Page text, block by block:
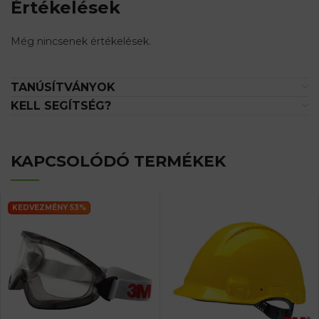
Értékelések
Még nincsenek értékelések.
TANÚSÍTVÁNYOK
KELL SEGÍTSÉG?
KAPCSOLÓDÓ TERMÉKEK
KEDVEZMÉNY 53%